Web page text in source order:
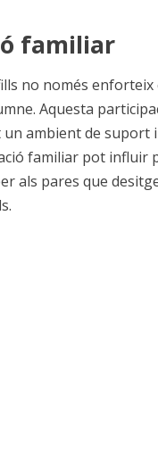
familiar
no només
Aquesta
ambient de suport
familiar pot influir
als pares que